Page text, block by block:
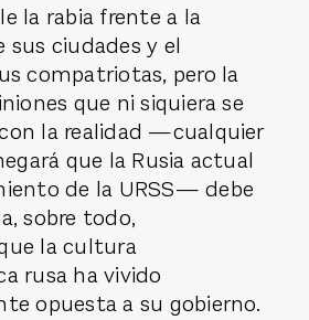
la rabia frente a la
ciudades y el
compatriotas, pero la
que ni siquiera se
la realidad —cualquier
que la Rusia actual
de la URSS— debe
sobre todo,
la cultura
rusa ha vivido
opuesta a su gobierno.